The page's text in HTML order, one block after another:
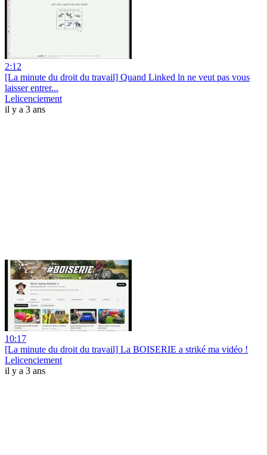
2:12
[La minute du droit du travail] Quand Linked ln ne veut pas vous
laisser entrer...
Lelicenciement
il y a 3 ans
10:17
[La minute du droit du travail] La BOISERIE a striké ma vidéo !
Lelicenciement
il y a 3 ans